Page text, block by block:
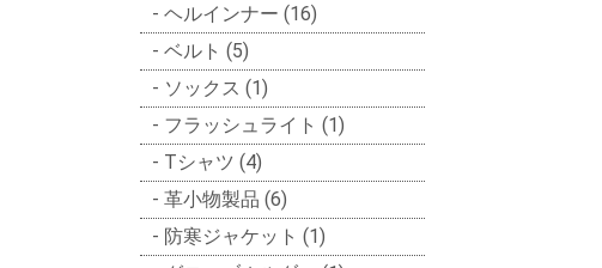
ヘルインナー (16)
ベルト (5)
ソックス (1)
フラッシュライト (1)
Tシャツ (4)
革小物製品 (6)
防寒ジャケット (1)